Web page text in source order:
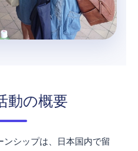
動の概要
シップは、日本国内で留